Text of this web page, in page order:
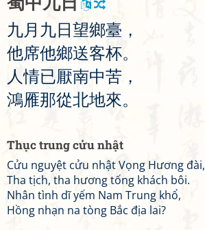
九月 九日 望鄉臺 ，
他席他鄉送客杯。
人情已厭南中苦 ，
鴻雁那從北地來。
Thục trung cửu nhật
Cửu nguyệt cửu nhật Vọng Hương đài,
Tha tịch, tha hương tống khách bôi.
Nhân tình dĩ yếm Nam Trung khổ,
Hồng nhạn na tòng Bắc địa lai?